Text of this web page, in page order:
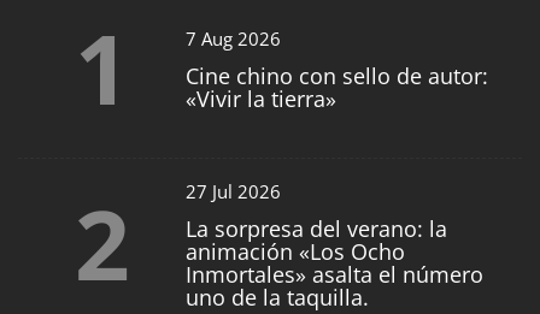
1 7 Aug 2026
Cine chino con sello de autor:
«Vivir la tierra»
2 27 Jul 2026
La sorpresa del verano: la
animación «Los Ocho
Inmortales» asalta el número
uno de la taquilla.